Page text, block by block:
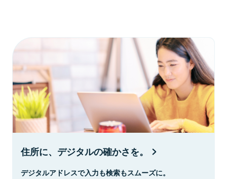
住所に、デジタルの確かさを。
デジタルアドレスで入力も検索もスムーズに。